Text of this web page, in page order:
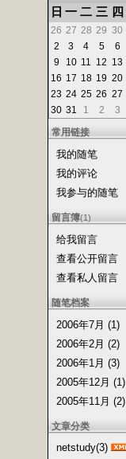
日 一 二 三 四
26 27 28 29 30
2
3 4 5 6
9
10 11 12 13
16 17 18 19 20
23 24 25 26 27
30 31 1 2 3
常用链接
我的随笔
我的评论
我参与的随笔
留言簿(1)
给我留言
查看公开留言
查看私人留言
随笔档案
2006年7月 (1)
2006年2月 (2)
2006年1月 (3)
2005年12月 (1)
2005年11月 (2)
文章分类
netstudy(3)